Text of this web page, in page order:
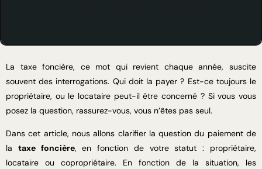
La taxe foncière, ce mot qui revient chaque année, suscite
souvent des interrogations. Qui doit la payer ? Est-ce toujours le
propriétaire, ou le locataire peut-il être concerné ? Si vous vous
posez la question, rassurez-vous, vous n’êtes pas seul.
Dans cet article, nous allons clarifier la question du paiement de
la taxe foncière, en fonction de votre statut : propriétaire,
locataire ou copropriétaire. En fonction de la situation, les